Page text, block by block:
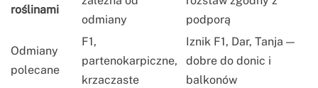
roślinami
odmiany
podporą
Odmiany
polecane
F1,
partenokarpiczne,
krzaczaste
Iznik F1, Dar, Tanja —
dobre do donic i
balkonów